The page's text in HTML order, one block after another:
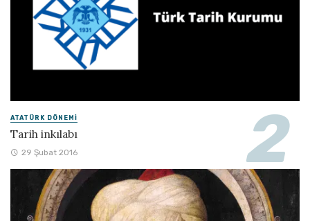
ATATÜRK DÖNEMI
Tarih inkılabı
29 Şubat 2016